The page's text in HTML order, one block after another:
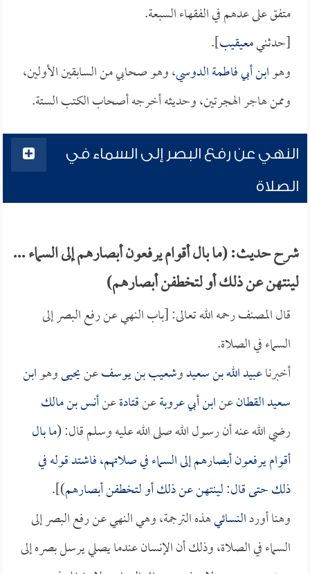
متفق على عدهم في الفقهاء السبعة.
[حدثنيمعيقيب].
وهوابن أبي فاطمة الدوسي، وهو صحابي من السابقين الأولين،
وممن هاجر الهجرتين، وحديثه أخرجه أصحاب الكتب الستة.
النهي عن رفع البصر إلى السماء في
الصلاة
شرح حديث: (ما بال أقوام يرفعون أبصارهم إلى السماء ...
لينتهن عن ذلك أو لتخطفن أبصارهم)
قال المصنف رحمه الله تعالى: [باب النهي عن رفع البصر إلى
السماء في الصلاة.
أخبرناعبيد الله بن سعيدوشعيب بن يوسفعنيحيىوهوابن
سعيد القطانعنابن أبي عروبةعنقتادةعنأنس بن مالك
رضي الله عنه أن رسول الله صلى الله عليه وسلم قال: (ما بال
أقوام يرفعون أبصارهم إلى السماء في صلاتهم، فاشتد قوله في
ذلك حتى قال: لينتهن عن ذلك أو لتخطفن أبصارهم)].
وهنا أوردالنسائيهذه الترجمة، وهي النهي عن رفع البصر إلى
السماء في الصلاة، وذلك أن الإنسان عندما يصلي يرسل بصره إلى